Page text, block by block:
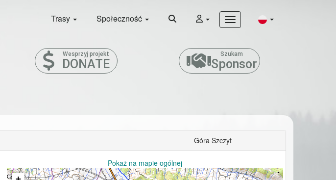
Trasy Społeczność
Wesprzyj projekt
DONATE
Szukam
Sponsor
Góra Szczyt
Pokaż na mapie ogólnej